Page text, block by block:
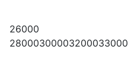
26000
28000300003200033000